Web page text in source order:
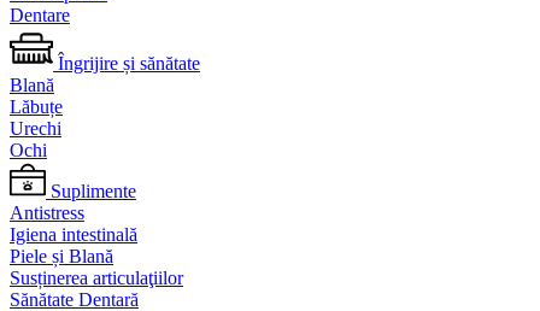
Dentare
Îngrijire și sănătate
Blană
Lăbuțe
Urechi
Ochi
Suplimente
Antistress
Igiena intestinală
Piele și Blană
Susținerea articulaţiilor
Sănătate Dentară